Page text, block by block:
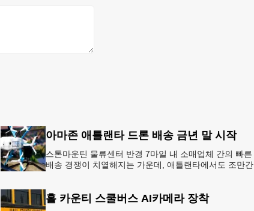
아마존 애틀랜타 드론 배송 금년 말 시작
스톤마운틴 물류센터 반경 7마일 내 소매업체 간의 빠른
배송 경쟁이 치열해지는 가운데, 애틀랜타에서도 조만간
홀 카운티 스쿨버스 AI카메라 장착